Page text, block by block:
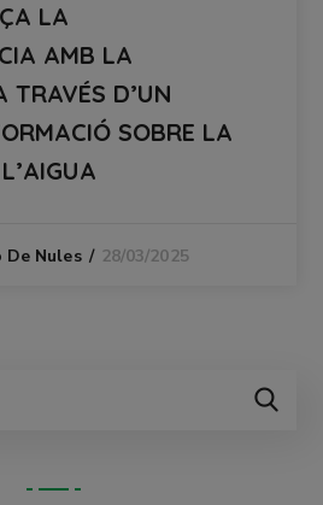
LA
AMB LA
D’UN
SOBRE LA
Nules 28/03/2025